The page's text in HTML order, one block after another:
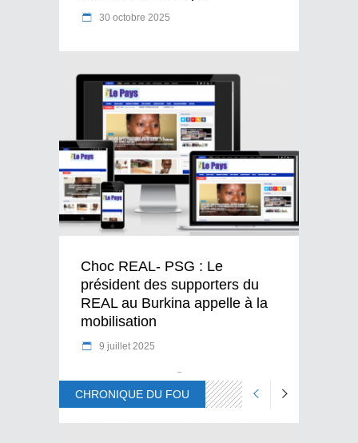
30 octobre 2025
Choc REAL- PSG : Le
président des supporters du
REAL au Burkina appelle à la
mobilisation
9 juillet 2025
CHRONIQUE DU FOU